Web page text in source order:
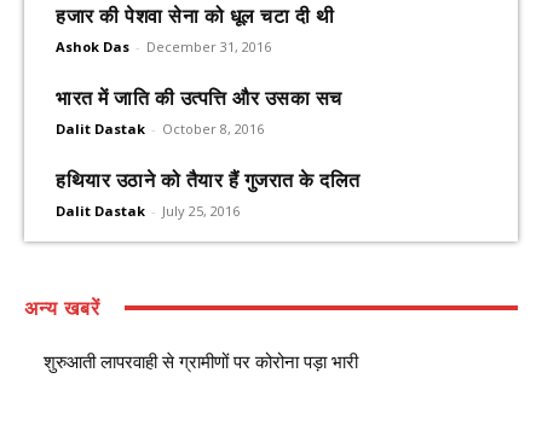
हजार की पेशवा सेना को धूल चटा दी थी
Ashok Das - December 31, 2016
भारत में जाति की उत्पत्ति और उसका सच
Dalit Dastak - October 8, 2016
हथियार उठाने को तैयार हैं गुजरात के दलित
Dalit Dastak - July 25, 2016
अन्य खबरें
शुरुआती लापरवाही से ग्रामीणों पर कोरोना पड़ा भारी